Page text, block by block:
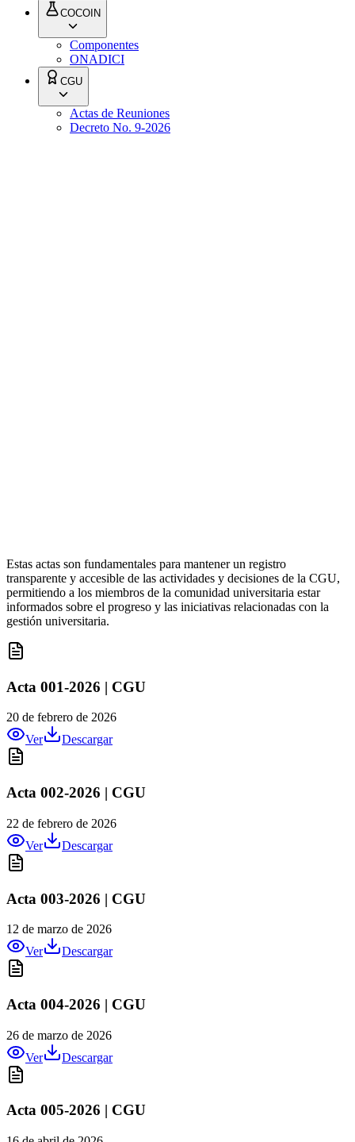
COCOIN
Componentes
ONADICI
CGU
Actas de Reuniones
Decreto No. 9-2026
Estas actas son fundamentales para mantener un registro
transparente y accesible de las actividades y decisiones de la CGU,
permitiendo a los miembros de la comunidad universitaria estar
informados sobre el progreso y las iniciativas relacionadas con la
gestión universitaria.
Acta 001-2026 | CGU
20 de febrero de 2026
Ver
Descargar
Acta 002-2026 | CGU
22 de febrero de 2026
Ver
Descargar
Acta 003-2026 | CGU
12 de marzo de 2026
Ver
Descargar
Acta 004-2026 | CGU
26 de marzo de 2026
Ver
Descargar
Acta 005-2026 | CGU